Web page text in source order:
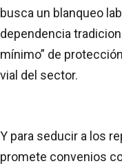
busca un blanqueo
dependencia
mínimo” de
vial del sector.
Y para seducir a los
promete convenios